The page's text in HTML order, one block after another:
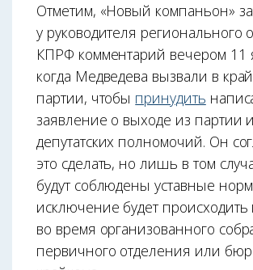
Отметим, «Новый компаньон»
у руководителя регионального
КПРФ комментарий вечером 11
когда Медведева вызвали в
партии, чтобы принудить
заявление о выходе из партии
депутатских полномочий. Он
это сделать, но лишь в том
будут соблюдены уставные
исключение будет
во время организованного
первичного отделения или